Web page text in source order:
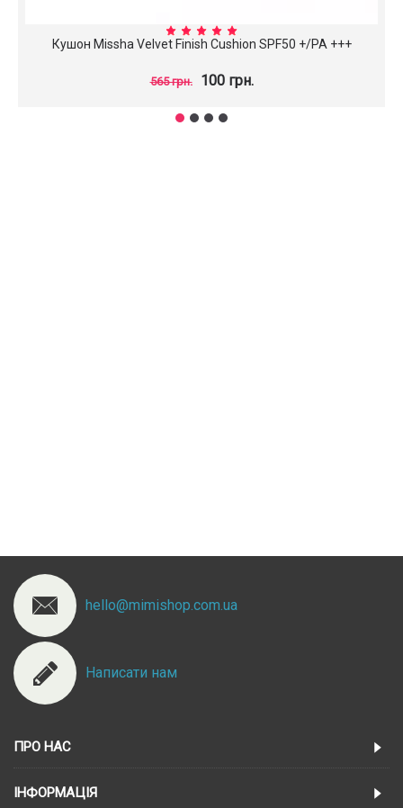
Кушон Missha Velvet Finish Cushion SPF50 +/PA +++
565 грн. 100 грн.
hello@mimishop.com.ua
Написати нам
ПРО НАС
ІНФОРМАЦІЯ